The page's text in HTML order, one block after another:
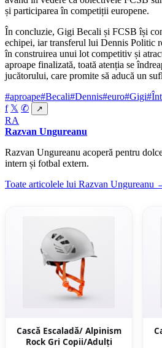
și participarea în competiții europene.
În concluzie, Gigi Becali și FCSB își
echipei, iar transferul lui Dennis Politic
în construirea unui lot competitiv și
aproape finalizată, toată atenția se
jucătorului, care promite să aducă un
#aproape#Becali#Dennis#euro#Gigi
f 𝕏 ✆ ↗
RA
Razvan Ungureanu
Razvan Ungureanu acoperă pentru
intern și fotbal extern.
Toate articolele lui Razvan Ungureanu
Cască Escaladă/ Alpinism
Rock Gri Copii/Adulți